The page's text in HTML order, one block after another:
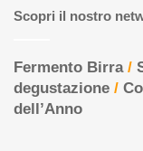
Scopri il nostro
Fermento Birra/
degustazione /
dell’Anno